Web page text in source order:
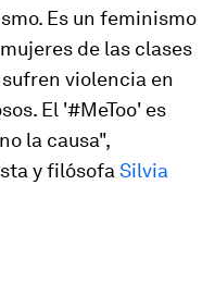
Es un feminismo
de las clases
violencia en
El '#MeToo' es
la causa",
y filósofa Silvia